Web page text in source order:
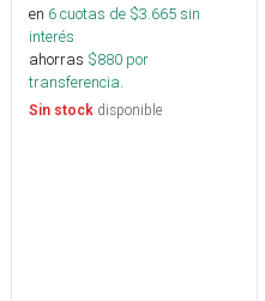
en 6cuotas de $3.665sin
interés
ahorras $880 por
transferencia.
Sin stock disponible